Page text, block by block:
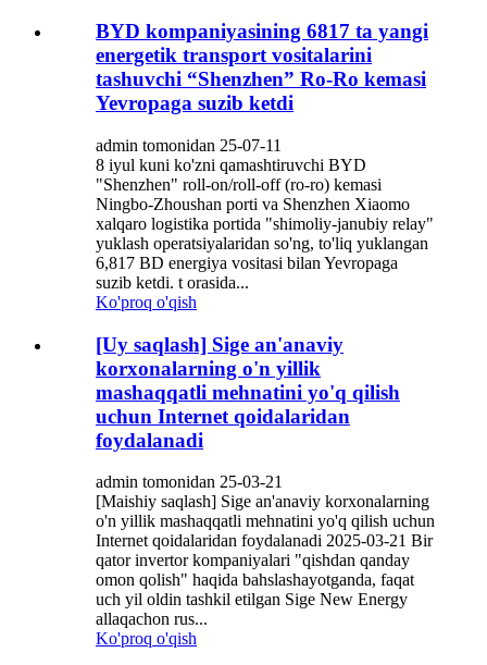
BYD kompaniyasining 6817 ta yangi
energetik transport vositalarini
tashuvchi “Shenzhen” Ro-Ro kemasi
Yevropaga suzib ketdi
admin tomonidan 25-07-11
8 iyul kuni ko'zni qamashtiruvchi BYD
"Shenzhen" roll-on/roll-off (ro-ro) kemasi
Ningbo-Zhoushan porti va Shenzhen Xiaomo
xalqaro logistika portida "shimoliy-janubiy relay"
yuklash operatsiyalaridan so'ng, to'liq yuklangan
6,817 BD energiya vositasi bilan Yevropaga
suzib ketdi. t orasida...
Ko'proq o'qish
[Uy saqlash] Sige an'anaviy
korxonalarning o'n yillik
mashaqqatli mehnatini yo'q qilish
uchun Internet qoidalaridan
foydalanadi
admin tomonidan 25-03-21
[Maishiy saqlash] Sige an'anaviy korxonalarning
o'n yillik mashaqqatli mehnatini yo'q qilish uchun
Internet qoidalaridan foydalanadi 2025-03-21 Bir
qator invertor kompaniyalari "qishdan qanday
omon qolish" haqida bahslashayotganda, faqat
uch yil oldin tashkil etilgan Sige New Energy
allaqachon rus...
Ko'proq o'qish